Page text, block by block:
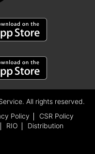
All rights reserved.
Policy
CSR Policy
RIO Distribution